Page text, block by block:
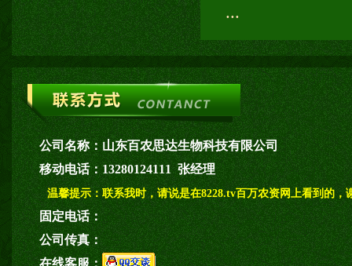
...
公司名称：山东百农思达生物科技有限公司
移动电话：13280124111 张经理
温馨提示： 联系我时，请说是在8228.tv百万农资网上看到的，
固定电话：
公司传真：